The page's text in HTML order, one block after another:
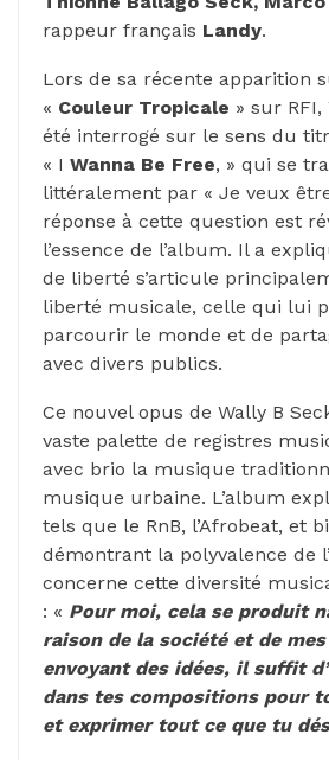
rappeur français Landy.
Lors de sa récente apparition
« Couleur Tropicale » sur RFI,
été interrogé sur le sens du
« I Wanna Be Free, » qui se
littéralement par « Je veux
réponse à cette question est
l’essence de l’album. Il a
de liberté s’articule
liberté musicale, celle qui lui
parcourir le monde et de
avec divers publics.
Ce nouvel opus de Wally B
vaste palette de registres
avec brio la musique
musique urbaine. L’album
tels que le RnB, l’Afrobeat, et
démontrant la polyvalence de
concerne cette diversité
: « Pour moi, cela se produit
raison de la société et de mes
envoyant des idées, il suffit
dans tes compositions pour
et exprimer tout ce que tu